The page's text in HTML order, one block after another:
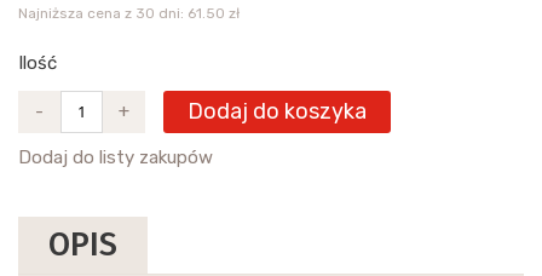
Najniższa cena z 30 dni: 61.50 zł
Ilość
- + Dodaj do koszyka
Dodaj do listy zakupów
OPIS